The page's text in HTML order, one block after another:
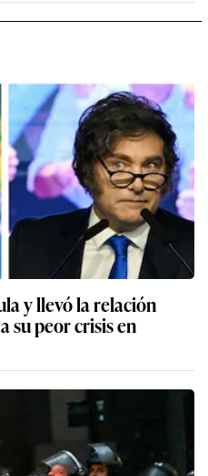
y llevó la relación
su peor crisis en